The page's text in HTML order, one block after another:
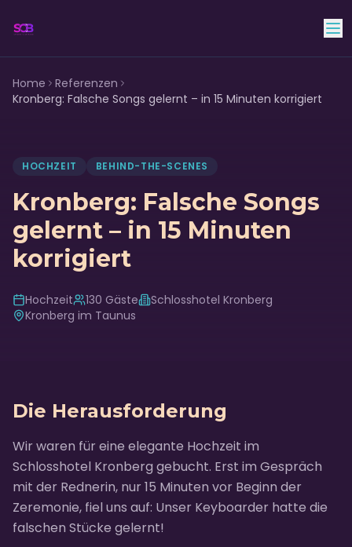
Skyline Club Band
Home
Referenzen
Kronberg: Falsche Songs gelernt – in 15 Minuten korrigiert
HOCHZEIT BEHIND-THE-SCENES
Kronberg: Falsche Songs
gelernt – in 15 Minuten
korrigiert
Hochzeit 130 Gäste
Schlosshotel Kronberg
Kronberg im Taunus
Die Herausforderung
Wir waren für eine elegante Hochzeit im
Schlosshotel Kronberg gebucht. Erst im Gespräch
mit der Rednerin, nur 15 Minuten vor Beginn der
Zeremonie, fiel uns auf: Unser Keyboarder hatte die
falschen Stücke gelernt!